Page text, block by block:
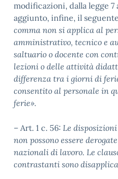
modificazioni, dalla legge 7
aggiunto, infine, il
comma non si applica al
amministrativo, tecnico e
saltuario o docente con
lezioni o delle attività
differenza tra i giorni di
consentito al personale in
ferie».
– Art. 1 c. 56: Le
non possono essere
nazionali di lavoro. Le
contrastanti sono